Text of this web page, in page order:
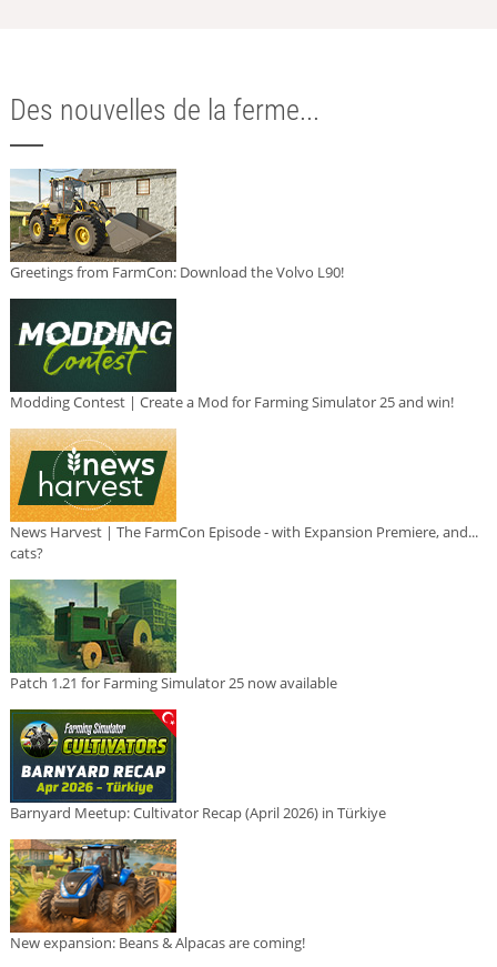
Des nouvelles de la ferme...
Greetings from FarmCon: Download the Volvo L90!
Modding Contest | Create a Mod for Farming Simulator 25 and win!
News Harvest | The FarmCon Episode - with Expansion Premiere, and...
cats?
Patch 1.21 for Farming Simulator 25 now available
Barnyard Meetup: Cultivator Recap (April 2026) in Türkiye
New expansion: Beans & Alpacas are coming!